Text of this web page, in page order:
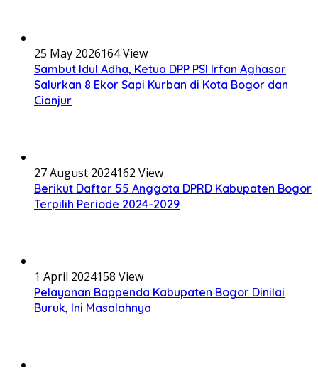
25 May 2026164 View
Sambut Idul Adha, Ketua DPP PSI Irfan Aghasar
Salurkan 8 Ekor Sapi Kurban di Kota Bogor dan
Cianjur
27 August 2024162 View
Berikut Daftar 55 Anggota DPRD Kabupaten Bogor
Terpilih Periode 2024-2029
1 April 2024158 View
Pelayanan Bappenda Kabupaten Bogor Dinilai
Buruk, Ini Masalahnya